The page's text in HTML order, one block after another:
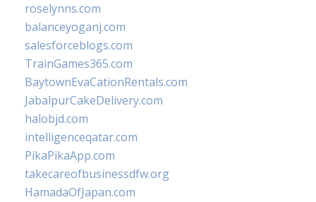
roselynns.com
balanceyoganj.com
salesforceblogs.com
TrainGames365.com
BaytownEvaCationRentals.com
JabalpurCakeDelivery.com
halobjd.com
intelligenceqatar.com
PikaPikaApp.com
takecareofbusinessdfw.org
HamadaOfJapan.com